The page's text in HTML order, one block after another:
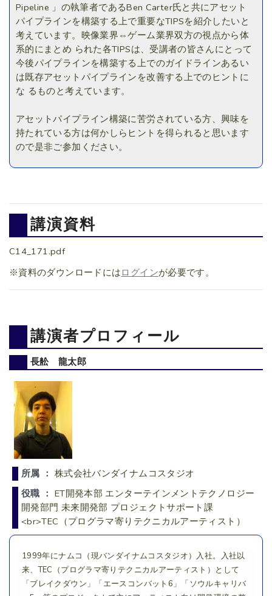
Pipeline 」の執筆者であるBen Carter氏と共にアセット
パイプラインを構築する上で重要なTIPSを紹介したいと
考えています。映像業界⇔ゲーム業界双方の視点から体
系的にまとめ られた各TIPSは、受講者の皆さんにとって
今後パイプラインを構築する上でのガイドラインあるい
は既存アセットパイプラインを改善する上でのヒントに
な るものと考えています。
アセットパイプライン構築に苦労されている方、興味を
持たれている方は何かしらヒントを得られると思います
ので是非ご参加ください。
講演資料
C14_171.pdf
※資料のダウンロードには ログインが必要です。
講演者プロフィール
長舩 龍太郎
所属 ： 株式会社バンダイナムコスタジオ
役職 ： ET開発本部 エンターテインメントテクノロジー
開発部門 未来開発部 プロジェクトサポート課
<br>TEC（プログラマ寄りテクニカルアーティスト）
1999年にナムコ（現バンダイナムコスタジオ）入社。入社以
来、TEC（プログラマ寄りテクニカルアーティスト）として
「ブレイクダウン」「エースコンバット6」「ソウルキャリバ